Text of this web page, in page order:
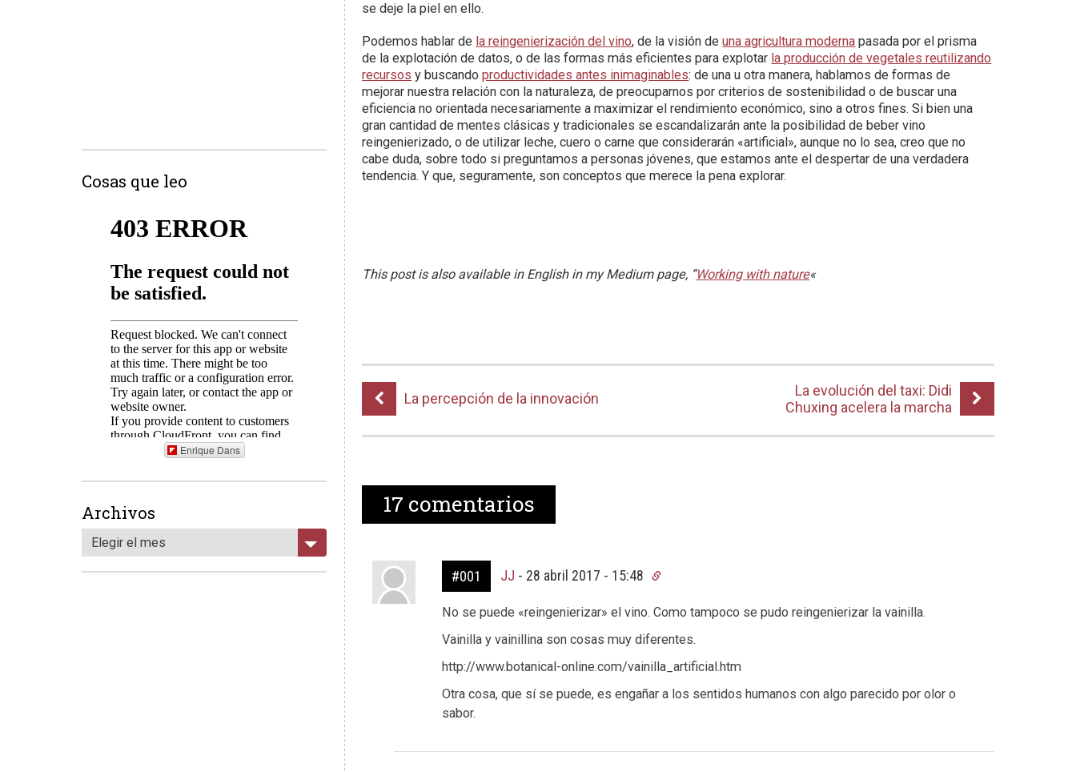
se deje la piel en ello.
Podemos hablar de la reingenierización del vino, de la visión deuna agricultura moderna pasada por el prisma
de la explotación de datos, o de las formas más eficientes para explotar la producción de vegetales reutilizando
recursos y buscandoproductividades antes inimaginables: de una u otra manera, hablamos de formas de
mejorar nuestra relación con la naturaleza, de preocuparnos por criterios de sostenibilidad o de buscar una
eficiencia no orientada necesariamente a maximizar el rendimiento económico, sino a otros fines. Si bien una
gran cantidad de mentes clásicas y tradicionales se escandalizarán ante la posibilidad de beber vino
reingenierizado, o de utilizar leche, cuero o carne que considerarán «artificial», aunque no lo sea, creo que no
cabe duda, sobre todo si preguntamos a personas jóvenes, que estamos ante el despertar de una verdadera
tendencia. Y que, seguramente, son conceptos que merece la pena explorar.
This post is also available in English in my Medium page, “Working with nature«
La percepción de la innovación
La evolución del taxi: Didi
Chuxing acelera la marcha
17 comentarios
#001 JJ - 28 abril 2017 - 15:48
No se puede «reingenierizar» el vino. Como tampoco se pudo reingenierizar la vainilla.
Vainilla y vainillina son cosas muy diferentes.
http://www.botanical-online.com/vainilla_artificial.htm
Otra cosa, que sí se puede, es engañar a los sentidos humanos con algo parecido por olor o
sabor.
Cosas que leo
Enrique Dans
Archivos
Elegir el mes